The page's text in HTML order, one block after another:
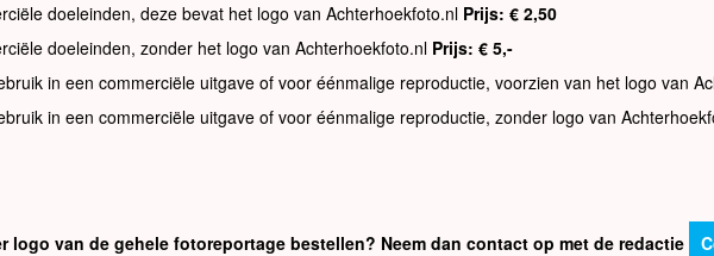
doeleinden, deze bevat het logo van Achterhoekfoto.nl Prijs: € 2,50
doeleinden, zonder het logo van Achterhoekfoto.nl Prijs: € 5,-
in een commerciële uitgave of voor éénmalige reproductie, voorzien van het logo van
in een commerciële uitgave of voor éénmalige reproductie, zonder logo van
logo van de gehele fotoreportage bestellen? Neem dan contact op met de redactie